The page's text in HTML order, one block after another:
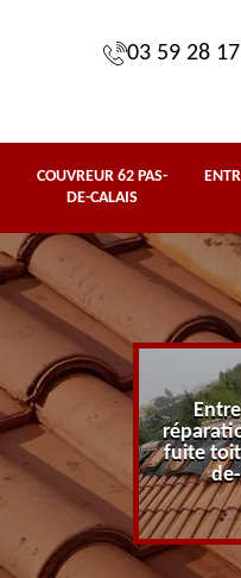
03 59 28
COUVREUR 62 PAS-
DE-CALAIS
Pas-de-
fuite